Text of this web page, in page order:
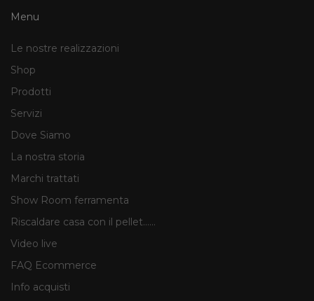
Menu
Le nostre realizzazioni
Shop
Prodotti
Servizi
Dove Siamo
La nostra storia
Marchi trattati
Show Room ferramenta
Riscaldare casa con il pellet......
Video live
FAQ Ecommerce
Info acquisti